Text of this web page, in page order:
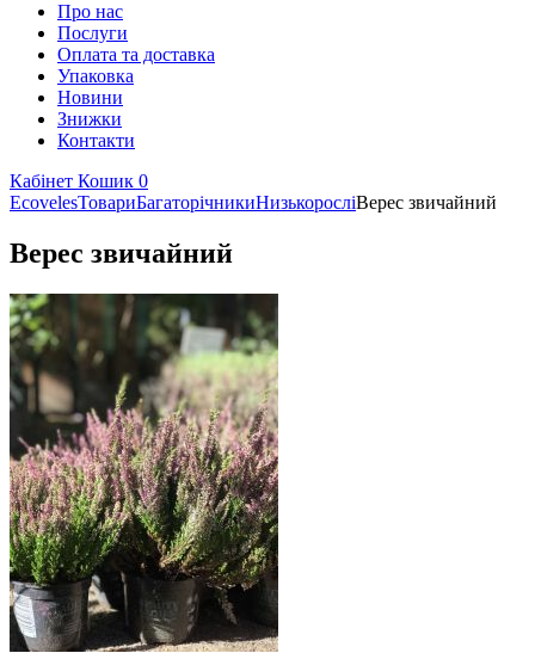
Про нас
Послуги
Оплата та доставка
Упаковка
Новини
Знижки
Контакти
Кабінет Кошик 0
EcovelesТовариБагаторічникиНизькоросліВерес звичайний
Верес звичайний